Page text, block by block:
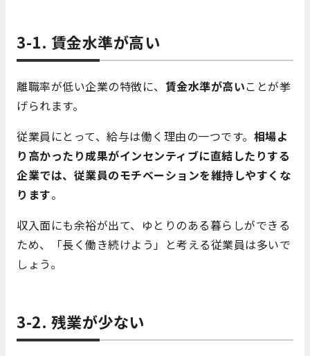
3-1. 賃金水準が高い
離職率が低い企業の特徴に、 賃金水準が高いことが挙
げられます。
従業員にとって、給与は働く理由の一つです。 相場よ
り高かったり成果がインセンティブに直結したりする
企業では、従業員のモチベーションを維持しやすくな
ります。
収入面にも余裕が出て、ゆとりのある暮らしができる
ため、「長く働き続けよう」と考える従業員は多いで
しょう。
3-2. 残業が少ない